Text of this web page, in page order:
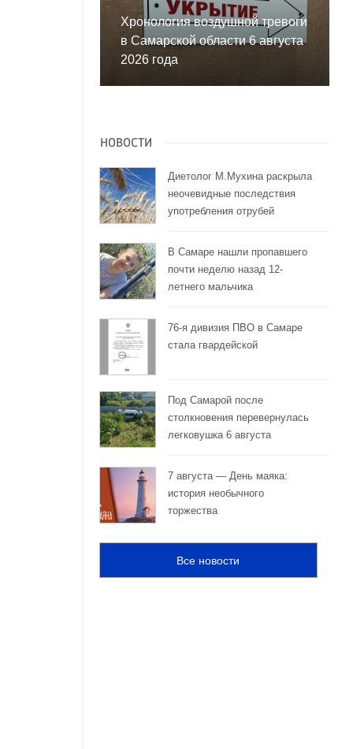
Хронология воздушной тревоги
в Самарской области 6 августа
2026 года
НОВОСТИ
Диетолог М.Мухина раскрыла
неочевидные последствия
употребления отрубей
В Самаре нашли пропавшего
почти неделю назад 12-
летнего мальчика
76-я дивизия ПВО в Самаре
стала гвардейской
Под Самарой после
столкновения перевернулась
легковушка 6 августа
7 августа — День маяка:
история необычного
торжества
Все новости